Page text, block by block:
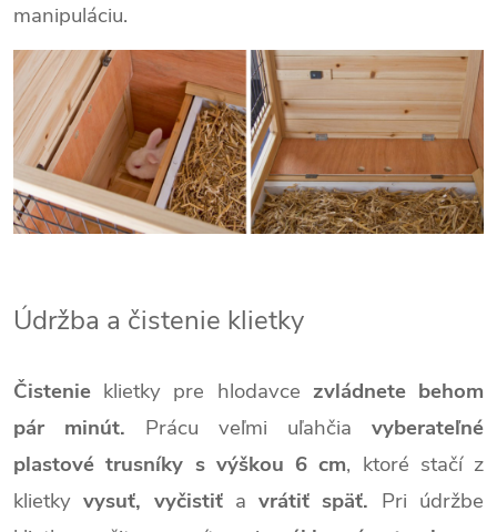
manipuláciu.
Údržba a čistenie klietky
Čistenie klietky pre hlodavce zvládnete behom
pár minút. Prácu veľmi uľahčia vyberateľné
plastové trusníky s výškou 6 cm, ktoré stačí z
klietkyvysuť, vyčistiť a vrátiť späť. Pri údržbe